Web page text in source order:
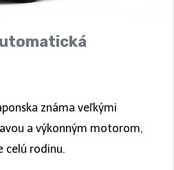
známa veľkými
a výkonným motorom,
celú rodinu.